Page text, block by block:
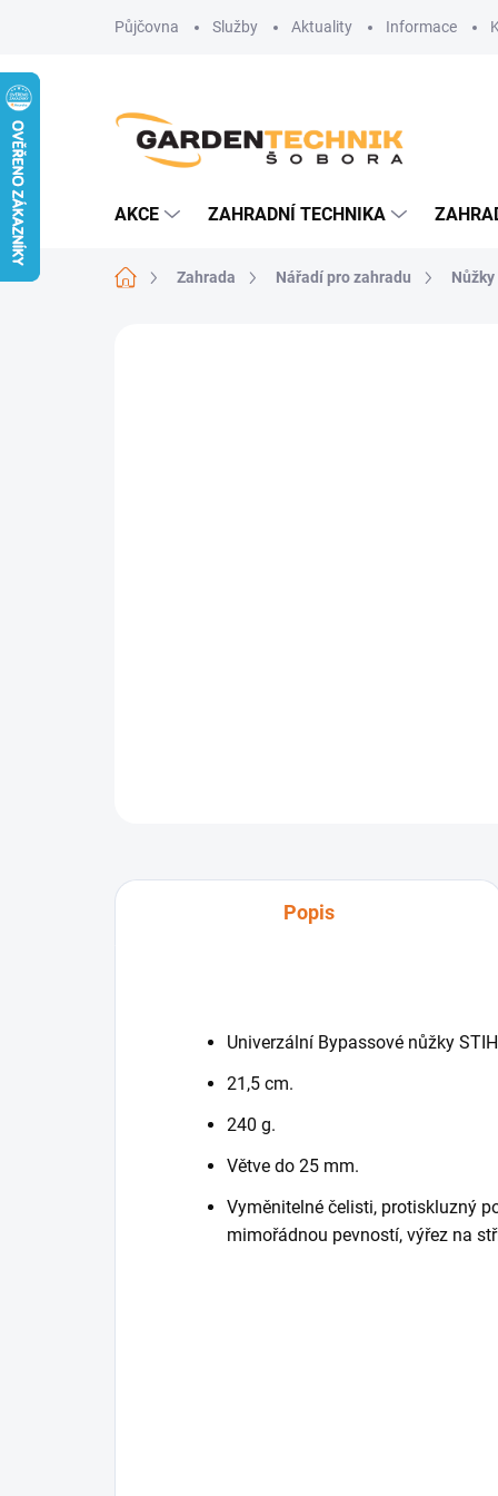
Půjčovna Služby Aktuality Informace
AKCE ZAHRADNÍ TECHNIKA
Domů Zahrada Nářadí pro zahradu Nůžky
Popis
Univerzální Bypassové nůžky
21,5 cm.
240 g.
Větve do 25 mm.
Vyměnitelné čelisti, protiskluzný
mimořádnou pevností, výřez na